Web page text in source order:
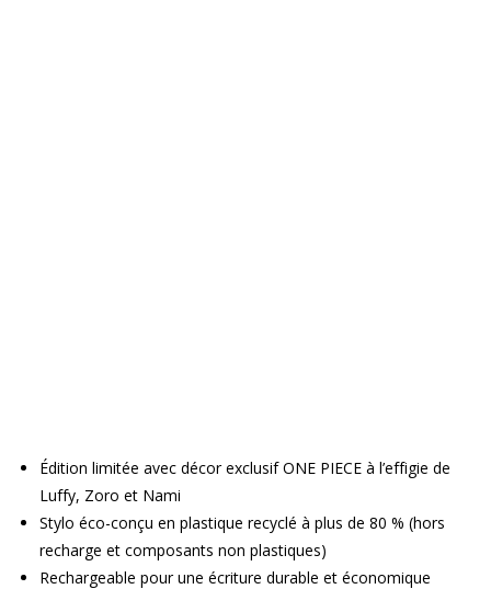
Édition limitée avec décor exclusif ONE PIECE à l’effigie de
Luffy, Zoro et Nami
Stylo éco-conçu en plastique recyclé à plus de 80 % (hors
recharge et composants non plastiques)
Rechargeable pour une écriture durable et économique